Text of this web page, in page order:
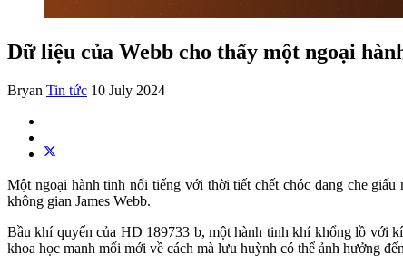
Dữ liệu của Webb cho thấy một ngoại
Bryan Tin tức 10 July 2024
Một ngoại hành tinh nổi tiếng với thời tiết chết chóc đang che
không gian James Webb.
Bầu khí quyển của HD 189733 b, một hành tinh khí khổng lồ với
khoa học manh mối mới về cách mà lưu huỳnh có thể ảnh hưởng